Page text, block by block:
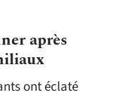
après
ont éclaté